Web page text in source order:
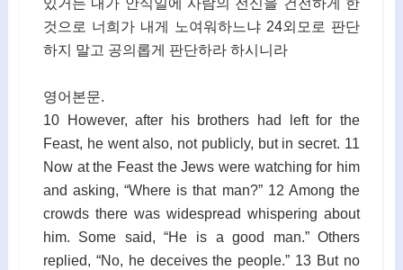
있거든 내가 안식일에 사람의 전신을 건전하게 한
것으로 너희가 내게 노여워하느냐 24외모로 판단
하지 말고 공의롭게 판단하라 하시니라
영어본문.
10 However, after his brothers had left for the
Feast, he went also, not publicly, but in secret. 11
Now at the Feast the Jews were watching for him
and asking, “Where is that man?” 12 Among the
crowds there was widespread whispering about
him. Some said, “He is a good man.” Others
replied, “No, he deceives the people.” 13 But no